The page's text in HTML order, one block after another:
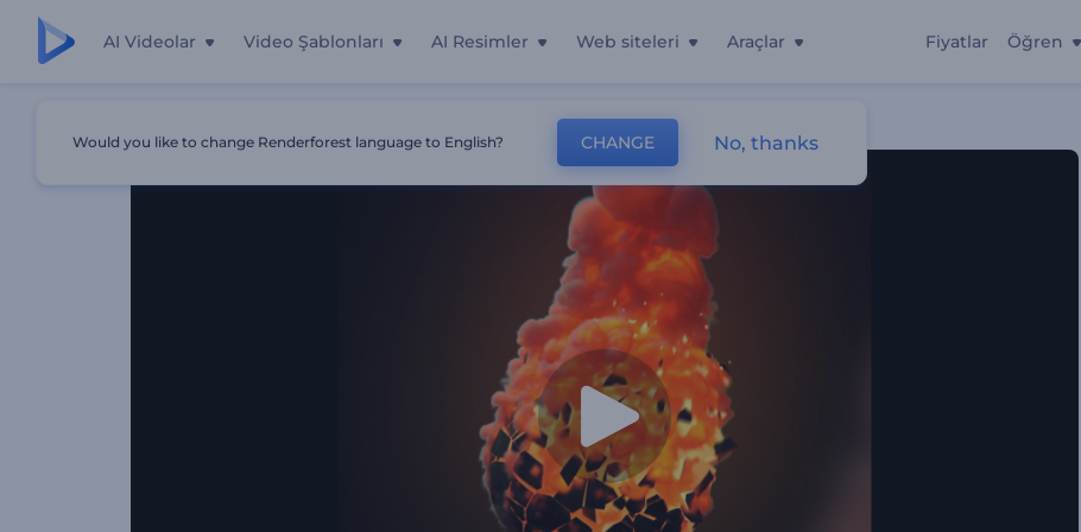
AI Videolar Video Şablonları AI Resimler Web siteleri Araçlar Fiyatlar Öğren
Would you like to change Renderforest language to English? CHANGE No, thanks